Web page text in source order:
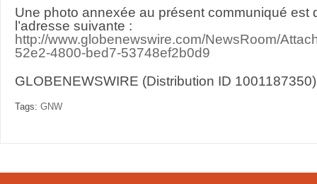
Une photo annexée au présent communiqué est
l’adresse suivante :
http://www.globenewswire.com/NewsRoom/
52e2-4800-bed7-53748ef2b0d9
GLOBENEWSWIRE (Distribution ID 1001187350)
Tags: GNW